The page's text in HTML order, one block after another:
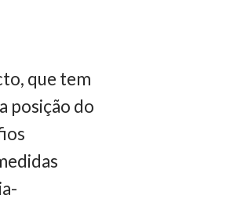
que tem
posição do